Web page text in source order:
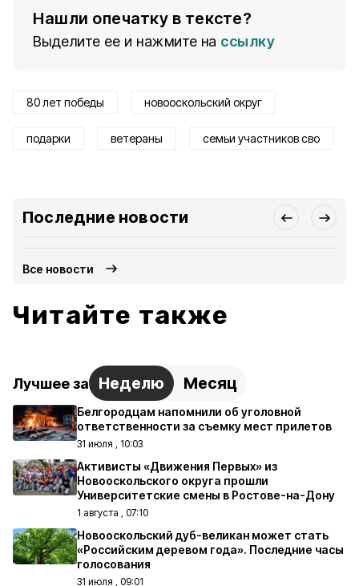
Нашли опечатку в тексте?
Выделите ее и нажмите на ссылку
80 лет победы новооскольский округ
подарки ветераны семьи участников сво
Последние новости
Все новости
Читайте также
Лучшее за Неделю Месяц
Белгородцам напомнили об уголовной
ответственности за съемку мест прилетов
31 июля , 10:03
Активисты «Движения Первых» из
Новооскольского округа прошли
Университетские смены в Ростове-на-Дону
1 августа , 07:10
Новооскольский дуб-великан может стать
«Российским деревом года». Последние часы
голосования
31 июля , 09:01